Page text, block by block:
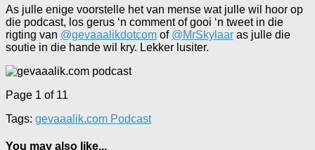
As julle enige voorstelle het van mense wat julle wil hoor op
die podcast, los gerus ‘n comment of gooi ‘n tweet in die
rigting van @gevaaalikdotcom of @MrSkylaar as julle die
soutie in die hande wil kry. Lekker lusiter.
Page 1 of 11
Tags: gevaaalik.com Podcast
You may also like...